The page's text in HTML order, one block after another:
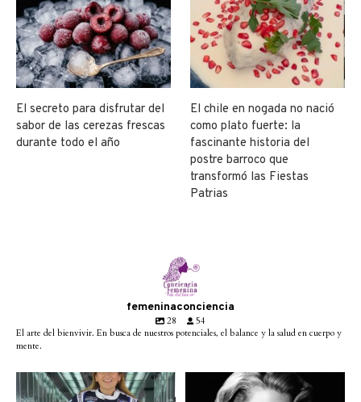
El secreto para disfrutar del
sabor de las cerezas frescas
durante todo el año
El chile en nogada no nació
como plato fuerte: la
fascinante historia del
postre barroco que
transformó las Fiestas
Patrias
femeninaconciencia
28
54
El arte del bienvivir. En busca de nuestros potenciales, el balance y la salud en cuerpo y
mente.
Conoce a @betty_racing08
Descanse en paz la gran